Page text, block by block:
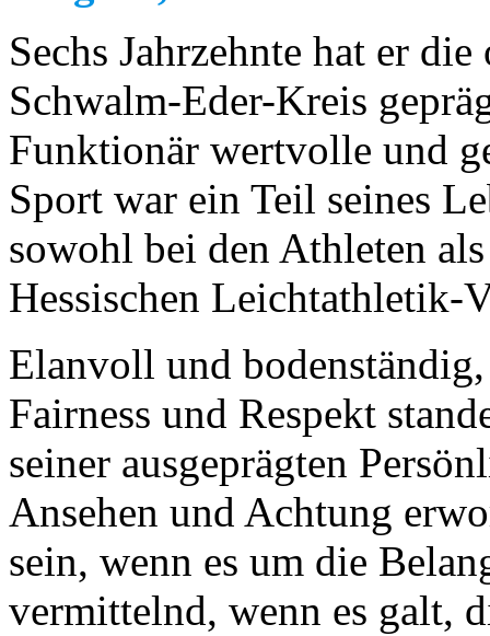
Sechs Jahrzehnte hat er
Schwalm-Eder-Kreis
Funktionär wertvolle und
Sport war ein Teil seines
sowohl bei den Athleten
Hessischen Leichtathletik-
Elanvoll und
Fairness und Respekt
seiner ausgeprägten
Ansehen und Achtung
sein, wenn es um die
vermittelnd, wenn es galt,